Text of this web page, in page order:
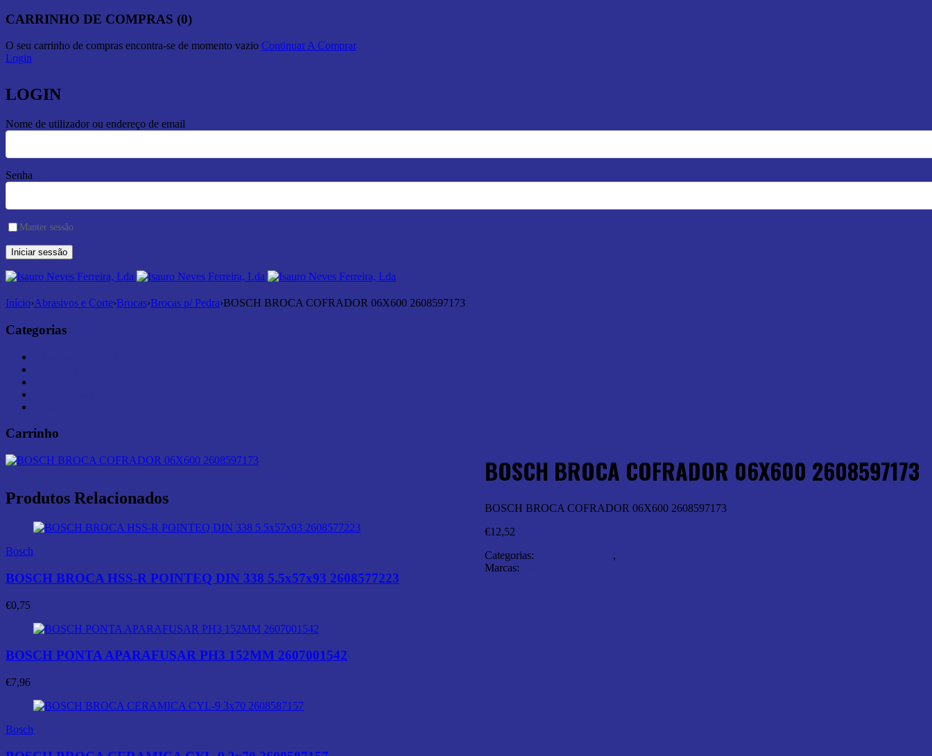
CARRINHO DE COMPRAS (0)
O seu carrinho de compras encontra-se de momento vazio Continuar A Comprar
Login
LOGIN
Nome de utilizador ou endereço de email
Senha
Manter sessão
Início›Abrasivos e Corte›Brocas›Brocas p/ Pedra›BOSCH BROCA COFRADOR 06X600 2608597173
Categorias
Carrinho
BOSCH BROCA COFRADOR 06X600 2608597173
BOSCH BROCA COFRADOR 06X600 2608597173
€12,52
Categorias:
,
Marcas:
Produtos Relacionados
Bosch
BOSCH BROCA HSS-R POINTEQ DIN 338 5.5x57x93 2608577223
€0,75
BOSCH PONTA APARAFUSAR PH3 152MM 2607001542
€7,96
Bosch